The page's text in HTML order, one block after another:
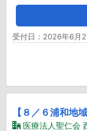
受付日：2026年6月
【８／６浦和地
医療法人聖仁会